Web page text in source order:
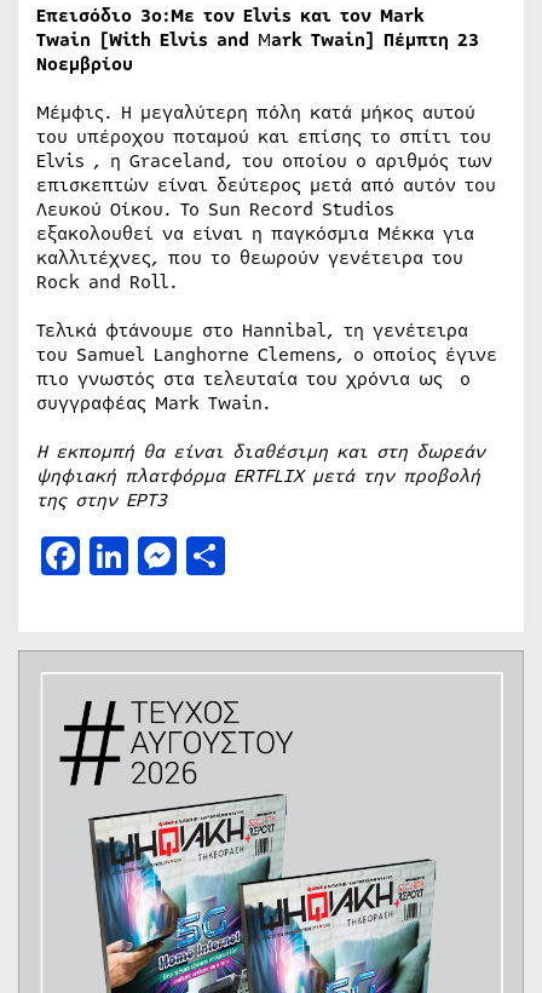
Επεισόδιο 3ο:Με τον Elvis και τον Mark
Twain [With Elvis and Μark Twain] Πέμπτη 23
Νοεμβρίου
Μέμφις. Η μεγαλύτερη πόλη κατά μήκος αυτού
του υπέροχου ποταμού και επίσης το σπίτι του
Elvis , η Graceland, του οποίου ο αριθμός των
επισκεπτών είναι δεύτερος μετά από αυτόν του
Λευκού Οίκου. Το Sun Record Studios
εξακολουθεί να είναι η παγκόσμια Μέκκα για
καλλιτέχνες, που το θεωρούν γενέτειρα του
Rock and Roll.
Τελικά φτάνουμε στο Hannibal, τη γενέτειρα
του Samuel Langhorne Clemens, ο οποίος έγινε
πιο γνωστός στα τελευταία του χρόνια ως ο
συγγραφέας Mark Twain.
Η εκπομπή θα είναι διαθέσιμη και στη δωρεάν
ψηφιακή πλατφόρμα ERTFLIX μετά την προβολή
της στην ΕΡΤ3
Facebook
LinkedIn
Messenger